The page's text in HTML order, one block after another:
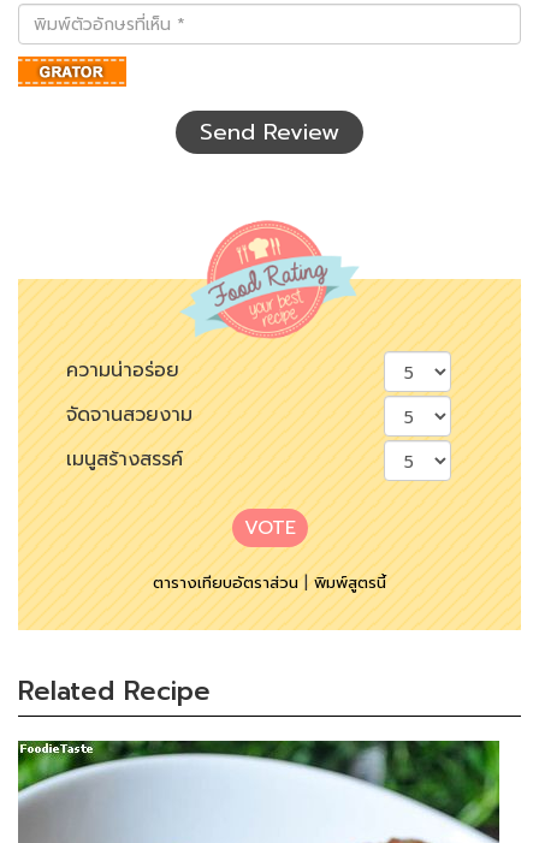
พิมพ์
ตัว
อักษร
ที่
Send Review
ความน่าอร่อย
จัดจานสวยงาม
เมนูสร้างสรรค์
VOTE
ตารางเทียบอัตราส่วน|พิมพ์สูตรนี้
Related Recipe